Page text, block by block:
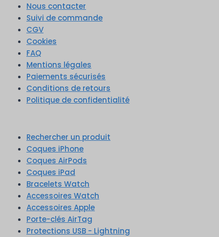
Nous contacter
Suivi de commande
CGV
Cookies
FAQ
Mentions légales
Paiements sécurisés
Conditions de retours
Politique de confidentialité
Rechercher un produit
Coques iPhone
Coques AirPods
Coques iPad
Bracelets Watch
Accessoires Watch
Accessoires Apple
Porte-clés AirTag
Protections USB - Lightning